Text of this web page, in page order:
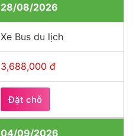
28/08/2026
Xe Bus du lịch
3,688,000 đ
Đặt chỗ
04/09/2026